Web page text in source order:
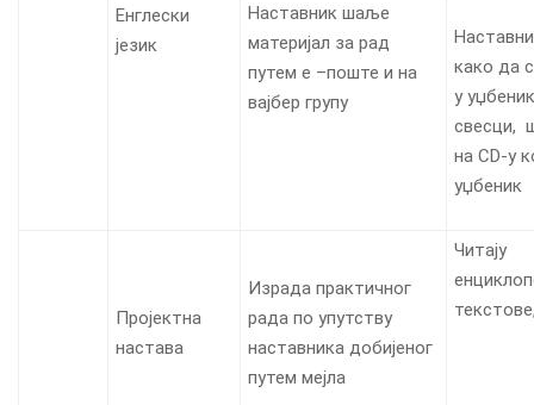
Енглески
језик
Наставник шаље
материјал за рад
путем е –поште и на
вајбер групу
како да
у
свесци,
на CD-у
уџбеник
Пројектна
настава
Израда практичног
рада по упутству
наставника добијеног
путем мejла
Читају